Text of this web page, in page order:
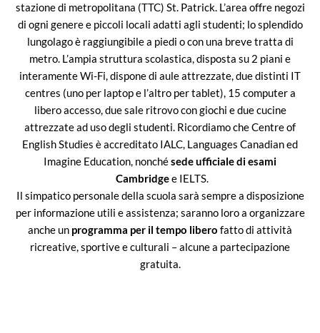
stazione di metropolitana (TTC) St. Patrick. L’area offre negozi
di ogni genere e piccoli locali adatti agli studenti; lo splendido
lungolago è raggiungibile a piedi o con una breve tratta di
metro. L’ampia struttura scolastica, disposta su 2 piani e
interamente Wi-Fi, dispone di aule attrezzate, due distinti IT
centres (uno per laptop e l’altro per tablet), 15 computer a
libero accesso, due sale ritrovo con giochi e due cucine
attrezzate ad uso degli studenti. Ricordiamo che Centre of
English Studies è accreditato IALC, Languages Canadian ed
Imagine Education, nonchésede ufficiale di esami
Cambridgee IELTS.
Il simpatico personale della scuola sarà sempre a disposizione
per informazione utili e assistenza; saranno loro a organizzare
anche un programma per il tempo libero fatto di attività
ricreative, sportive e culturali – alcune a partecipazione
gratuita.